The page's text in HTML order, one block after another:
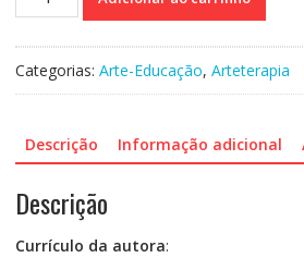
em
indicações
propriedades
quantidade
Categorias: Arte-Educação, Arteterapia
Descrição Informação adicional
Descrição
Currículo da autora: